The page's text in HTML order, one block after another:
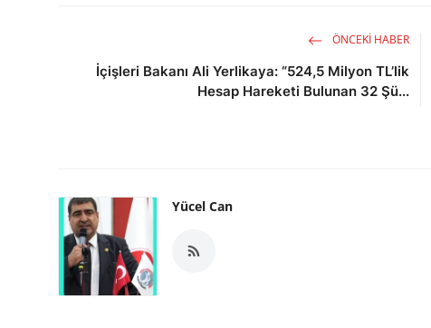
ÖNCEKI HABER
İçişleri Bakanı Ali Yerlikaya: “524,5 Milyon TL’lik
Hesap Hareketi Bulunan 32 Şü...
Yücel Can